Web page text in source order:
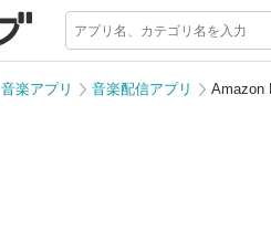
音楽アプリ 音楽配信アプリ Amazon